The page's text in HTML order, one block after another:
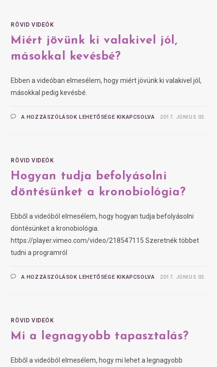
RÖVID VIDEÓK
Miért jövünk ki valakivel jól,
másokkal kevésbé?
Ebben a videóban elmesélem, hogy miért jövünk ki valakivel jól,
másokkal pedig kevésbé.
A HOZZÁSZÓLÁSOK LEHETŐSÉGE KIKAPCSOLVA 2017. JÚNIUS 03.
RÖVID VIDEÓK
Hogyan tudja befolyásolni
döntésünket a kronobiológia?
Ebből a videóból elmesélem, hogy hogyan tudja befolyásolni
döntésünket a kronobiológia.
https://player.vimeo.com/video/218547115 Szeretnék többet
tudni a programról
A HOZZÁSZÓLÁSOK LEHETŐSÉGE KIKAPCSOLVA 2017. JÚNIUS 03.
RÖVID VIDEÓK
Mi a legnagyobb tapasztalás?
Ebből a videóból elmesélem, hogy mi lehet a legnagyobb